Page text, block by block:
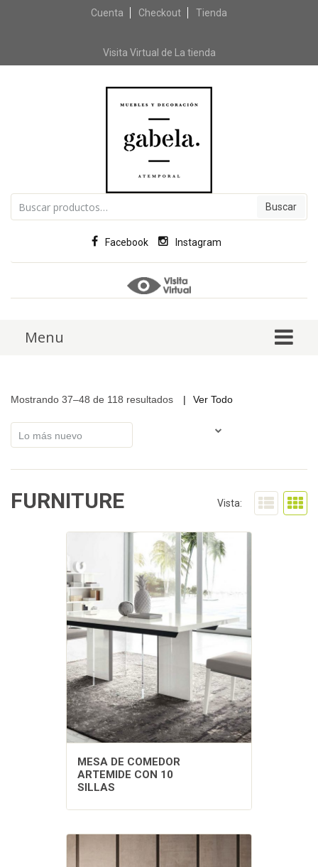
Skip to content
Cuenta Checkout Tienda
Visita Virtual de La tienda
Facebook Instagram
Menu
Mostrando 37–48 de 118 resultados Ver Todo
FURNITURE Vista:
MESA DE COMEDOR
ARTEMIDE CON 10
SILLAS